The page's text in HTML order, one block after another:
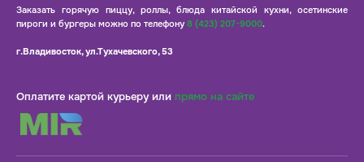
Заказать горячую пиццу, роллы, блюда китайской кухни, осетинские
пироги и бургеры можно по телефону 8 (423) 207-9000.
г.Владивосток, ул.Тухачевского, 53
Оплатите картой курьеру или прямо на сайте